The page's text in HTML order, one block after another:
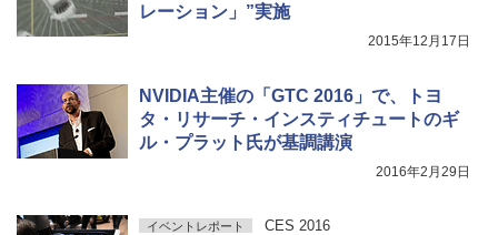
レーション」”実施
2015年12月17日
NVIDIA主催の「GTC 2016」で、トヨ
タ・リサーチ・インスティチュートのギ
ル・プラット氏が基調講演
2016年2月29日
イベントレポート CES 2016